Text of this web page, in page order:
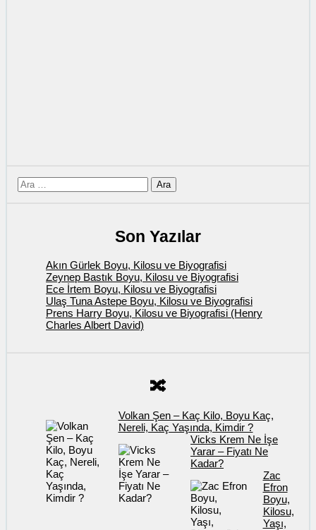
için
ara
Son Yazılar
Akın Gürlek Boyu, Kilosu ve Biyografisi
Zeynep Bastık Boyu, Kilosu ve Biyografisi
Ece İrtem Boyu, Kilosu ve Biyografisi
Ulaş Tuna Astepe Boyu, Kilosu ve Biyografisi
Prens Harry Boyu, Kilosu ve Biyografisi (Henry
Charles Albert David)
🔀
Volkan Şen – Kaç Kilo, Boyu Kaç,
Nereli, Kaç Yaşında, Kimdir ?
Vicks Krem Ne İşe
Yarar – Fiyatı Ne
Kadar?
Zac
Efron
Boyu,
Kilosu,
Yaşı,